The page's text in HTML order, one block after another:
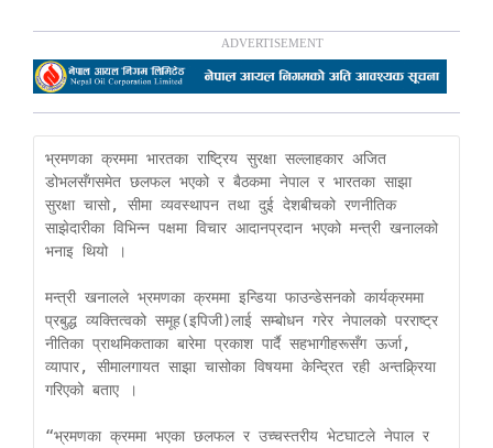
भ्रमणका क्रममा भारतका राष्ट्रिय सुरक्षा सल्लाहकार अजित
डोभलसँगसमेत छलफल भएको र बैठकमा नेपाल र भारतका साझा
सुरक्षा चासो, सीमा व्यवस्थापन तथा दुई देशबीचको रणनीतिक
साझेदारीका विभिन्न पक्षमा विचार आदानप्रदान भएको मन्त्री खनालको
भनाइ थियो ।
मन्त्री खनालले भ्रमणका क्रममा इन्डिया फाउन्डेसनको कार्यक्रममा
प्रबुद्ध व्यक्तित्वको समूह(इपिजी)लाई सम्बोधन गरेर नेपालको परराष्ट्र
नीतिका प्राथमिकताका बारेमा प्रकाश पार्दै सहभागीहरूसँग ऊर्जा,
व्यापार, सीमालगायत साझा चासोका विषयमा केन्द्रित रही अन्तक्र्रिया
गरिएको बताए ।
“भ्रमणका क्रममा भएका छलफल र उच्चस्तरीय भेटघाटले नेपाल र